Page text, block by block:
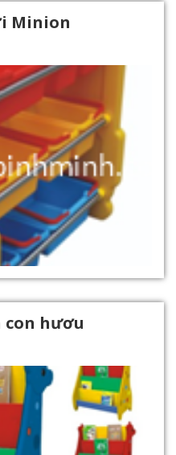
Minion
con hươu